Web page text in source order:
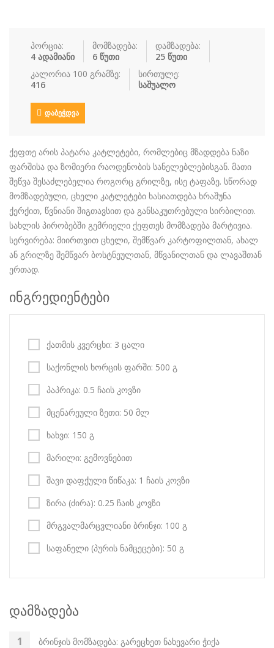
ჯანსაღი კვ…
რეცეპტები
დაგვიკავშირდით
შესვლა / რეგისტრაცია
პორცია:
4 ადამიანი
მომზადება:
6 წუთი
დამზადება:
25 წუთი
კალორია 100 გრამზე:
416
სირთულე:
საშუალო
ᲓᲐᲑᲔᲭᲓᲕᲐ
ქეფთე არის პატარა კატლეტები, რომლებიც მზადდება ნაზი
ფარშისა და ზომიერი რაოდენობის სანელებლებისგან. მათი
შეწვა შესაძლებელია როგორც გრილზე, ისე ტაფაზე. სწორად
მომზადებული, ცხელი კატლეტები ხასიათდება ხრაშუნა
ქერქით, წვნიანი შიგთავსით და განსაკუთრებული სირბილით.
სახლის პირობებში გემრიელი ქეფთეს მომზადება მარტივია.
სერვირება: მიირთვით ცხელი, შემწვარ კარტოფილთან, ახალ
ან გრილზე შემწვარ ბოსტნეულთან, მწვანილთან და ლავაშთან
ერთად.
ინგრედიენტები
ქათმის კვერცხი: 3 ცალი
საქონლის ხორცის ფარში: 500 გ
პაპრიკა: 0.5 ჩაის კოვზი
მცენარეული ზეთი: 50 მლ
ხახვი: 150 გ
მარილი: გემოვნებით
შავი დაფქული წიწაკა: 1 ჩაის კოვზი
ზირა (ძირა): 0.25 ჩაის კოვზი
მრგვალმარცვლიანი ბრინჯი: 100 გ
საფანელი (პურის ნამცეცები): 50 გ
დამზადება
ბრინჯის მომზადება: გარეცხეთ ნახევარი ჭიქა